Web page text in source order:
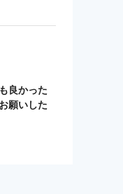
良かった
願いした